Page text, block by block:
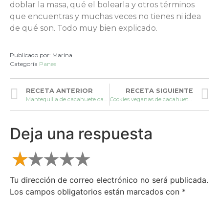
doblar la masa, qué el bolearla y otros términos
que encuentras y muchas veces no tienes ni idea
de qué son. Todo muy bien explicado.
Publicado por: Marina
Categoría Panes
RECETA ANTERIOR
Mantequilla de cacahuete casera
RECETA SIGUIENTE
Cookies veganas de cacahuete y chocolate
Deja una respuesta
Tu dirección de correo electrónico no será publicada.
Los campos obligatorios están marcados con *